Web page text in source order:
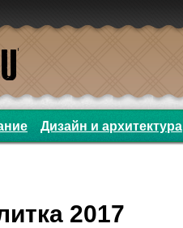
Дизайн и архитектура
2017